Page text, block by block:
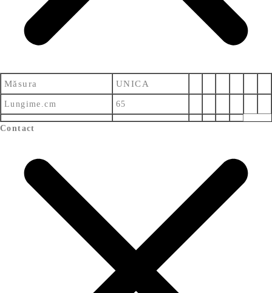
Măsura UNICA
Lungime.cm 65
Contact